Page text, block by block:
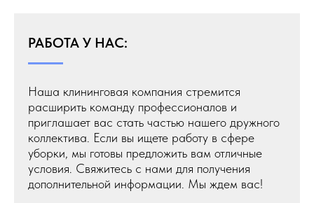
РАБОТА У НАС:
Наша клининговая компания стремится
расширить команду профессионалов и
приглашает вас стать частью нашего дружного
коллектива. Если вы ищете работу в сфере
уборки, мы готовы предложить вам отличные
условия. Свяжитесь с нами для получения
дополнительной информации. Мы ждем вас!